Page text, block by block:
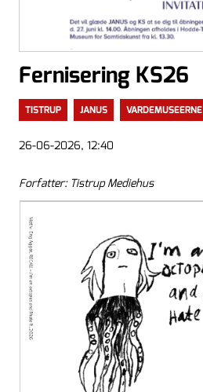
Fernisering KS26
TISTRUP JANUS VARDEMUSEERNE
26-06-2026, 12:40
Forfatter: Tistrup Mediehus